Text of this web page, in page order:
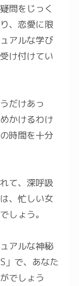
問をじっく
、恋愛に限
アルな学び
け付けてい
だけあっ
かけるわけ
時間を十分
て、深呼吸
、忙しい女
しょう。
アルな神秘
」で、あなた
でしょう